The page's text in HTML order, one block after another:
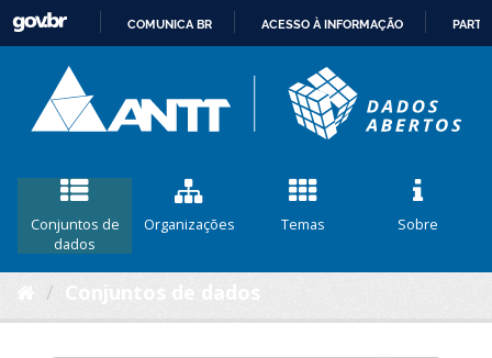
CONTEÚDO
COMUNICA BR ACESSO À INFORMAÇÃO
Conjuntos de
dados
Organizações Temas Sobre